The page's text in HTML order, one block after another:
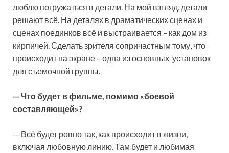
люблю погружаться в детали. На мой взгляд, детали
решают всё. На деталях в драматических сценах и
сценах поединков всё и выстраивается – как дом из
кирпичей. Сделать зрителя сопричастным тому, что
происходит на экране – одна из основных установок
для съемочной группы.
— Что будет в фильме, помимо «боевой
составляющей»?
— Всё будет ровно так, как происходит в жизни,
включая любовную линию. Там будет и любимая